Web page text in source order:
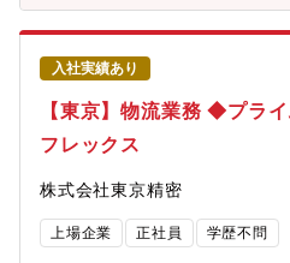
ドバックを収集し、データを分析
ロセスの改善策を提案する。・ 在
シー、手順を定義・文書化し、維持
を測定するためのKPIおよび指標を
し、意思決定のためのインプット
理の実務が社内統制、監査要件、
確保する。・ 在庫関連プロジェク
善する。【当ポジションについて/
ット(BU)に適用する在庫管理プロ
重要な役割を担っていただくため
入社実績あり
【東京】物流業務 ◆プラ
フレックス
株式会社東京精密
上場企業 正社員 学歴不問